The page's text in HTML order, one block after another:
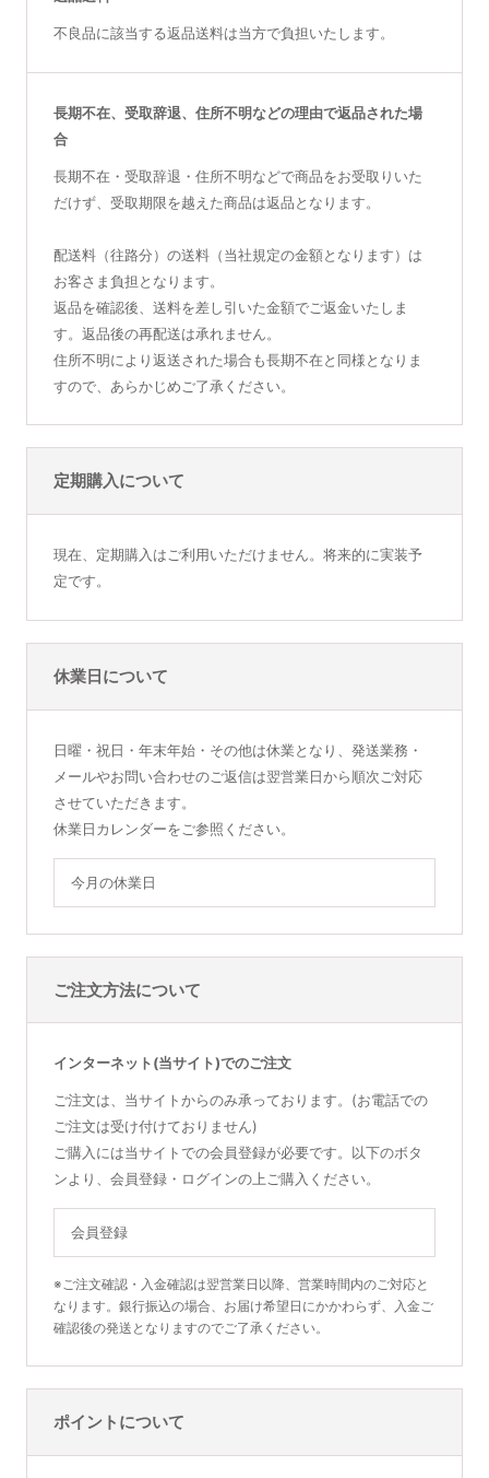
不良品に該当する返品送料は当方で負担いたします。
長期不在、受取辞退、住所不明などの理由で返品された場
合
長期不在・受取辞退・住所不明などで商品をお受取りいた
だけず、受取期限を越えた商品は返品となります。
配送料（往路分）の送料（当社規定の金額となります）は
お客さま負担となります。
返品を確認後、送料を差し引いた金額でご返金いたしま
す。返品後の再配送は承れません。
住所不明により返送された場合も長期不在と同様となりま
すので、あらかじめご了承ください。
定期購入について
現在、定期購入はご利用いただけません。将来的に実装予
定です。
休業日について
日曜・祝日・年末年始・その他は休業となり、発送業務・
メールやお問い合わせのご返信は翌営業日から順次ご対応
させていただきます。
休業日カレンダーをご参照ください。
今月の休業日
ご注文方法について
インターネット(当サイト)でのご注文
ご注文は、当サイトからのみ承っております。(お電話での
ご注文は受け付けておりません)
ご購入には当サイトでの会員登録が必要です。以下のボタ
ンより、会員登録・ログインの上ご購入ください。
会員登録
※ご注文確認・入金確認は翌営業日以降、営業時間内のご対応と
なります。銀行振込の場合、お届け希望日にかかわらず、入金ご
確認後の発送となりますのでご了承ください。
ポイントについて